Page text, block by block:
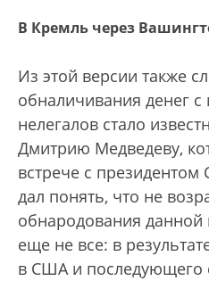
В Кремль через
Из этой версии также
обналичивания денег
нелегалов стало
Дмитрию Медведеву,
встрече с
дал понять, что не
обнародования
еще не все: в
в США и последующего